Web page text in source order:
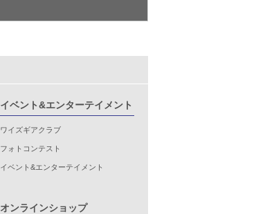
イベント&エンターテイメント
ワイズギアクラブ
フォトコンテスト
イベント&エンターテイメント
オンラインショップ